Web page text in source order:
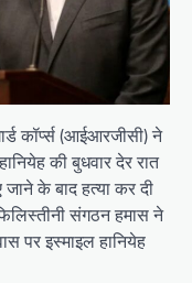
कॉर्प्स (आईआरजीसी) ने
की बुधवार देर रात
के बाद हत्या कर दी
संगठन हमास ने
पर इस्माइल हानियेह